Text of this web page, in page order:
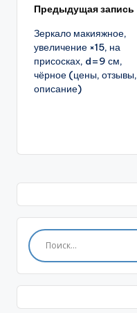
Навигация
записи
Предыдущая запись
Зеркало макияжное,
увеличение ×15, на
присосках, d=9 см,
чёрное (цены, отзывы,
описание)